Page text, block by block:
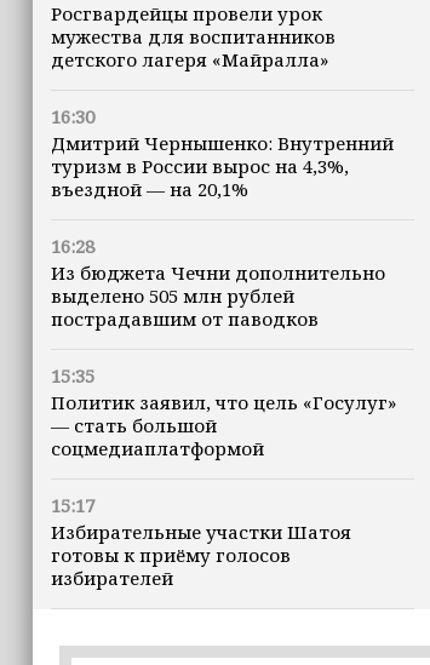
Росгвардейцы провели урок
мужества для воспитанников
детского лагеря «Майралла»
16:30
Дмитрий Чернышенко: Внутренний
туризм в России вырос на 4,3%,
въездной — на 20,1%
16:28
Из бюджета Чечни дополнительно
выделено 505 млн рублей
пострадавшим от паводков
15:35
Политик заявил, что цель «Госулуг»
— стать большой
соцмедиаплатформой
15:17
Избирательные участки Шатоя
готовы к приёму голосов
избирателей